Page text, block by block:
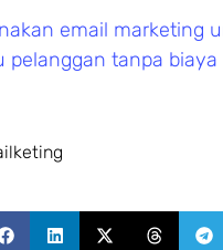
email marketing
pelanggan tanpa biaya